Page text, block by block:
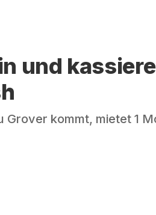
und
Grover kommt, mietet 1